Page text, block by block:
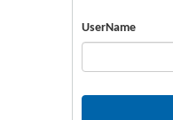
UserName